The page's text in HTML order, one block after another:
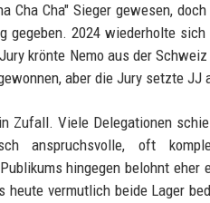
Cha Cha" Sieger gewesen,
gegeben. 2024 wiederholte
krönte Nemo aus der
aber die Jury setzte JJ
Zufall. Viele Delegationen
anspruchsvolle, oft
hingegen belohnt eher
heute vermutlich beide Lager